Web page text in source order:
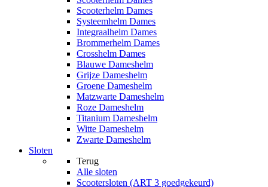
Scooterhelm Dames
Systeemhelm Dames
Integraalhelm Dames
Brommerhelm Dames
Crosshelm Dames
Blauwe Dameshelm
Grijze Dameshelm
Groene Dameshelm
Matzwarte Dameshelm
Roze Dameshelm
Titanium Dameshelm
Witte Dameshelm
Zwarte Dameshelm
Sloten
Terug
Alle sloten
Scootersloten (ART 3 goedgekeurd)